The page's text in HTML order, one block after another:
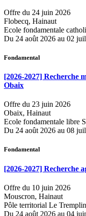
Offre du 24 juin 2026
Flobecq, Hainaut
Ecole fondamentale
Du 24 août 2026 au 02
Fondamental
[2026-2027] Recherche
Obaix
Offre du 23 juin 2026
Obaix, Hainaut
Ecole fondamentale libre
Du 24 août 2026 au 08
Fondamental
[2026-2027] Recherche
Offre du 10 juin 2026
Mouscron, Hainaut
Pôle territorial Le Tremplin
Du 24 août 2026 au 04